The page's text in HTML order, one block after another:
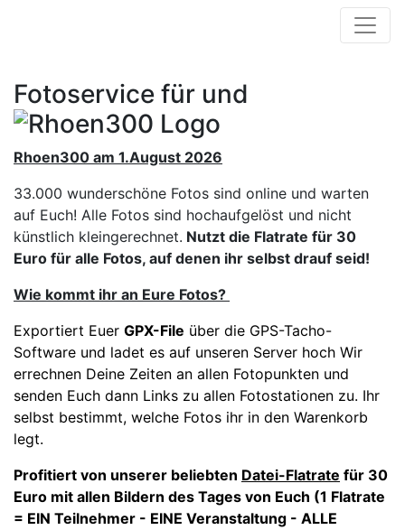
Fotoservice für und
Rhoen300 am 1.August 2026
33.000 wunderschöne Fotos sind online und warten
auf Euch! Alle Fotos sind hochaufgelöst und nicht
künstlich kleingerechnet. Nutzt die Flatrate für 30
Euro für alle Fotos, auf denen ihr selbst drauf seid!
Wie kommt ihr an Eure Fotos?
Exportiert Euer GPX-File über die GPS-Tacho-
Software und ladet es auf unseren Server hoch Wir
errechnen Deine Zeiten an allen Fotopunkten und
senden Euch dann Links zu allen Fotostationen zu. Ihr
selbst bestimmt, welche Fotos ihr in den Warenkorb
legt.
Profitiert von unserer beliebten Datei-Flatrate für 30
Euro mit allen Bildern des Tages von Euch (1 Flatrate
= EIN Teilnehmer - EINE Veranstaltung - ALLE